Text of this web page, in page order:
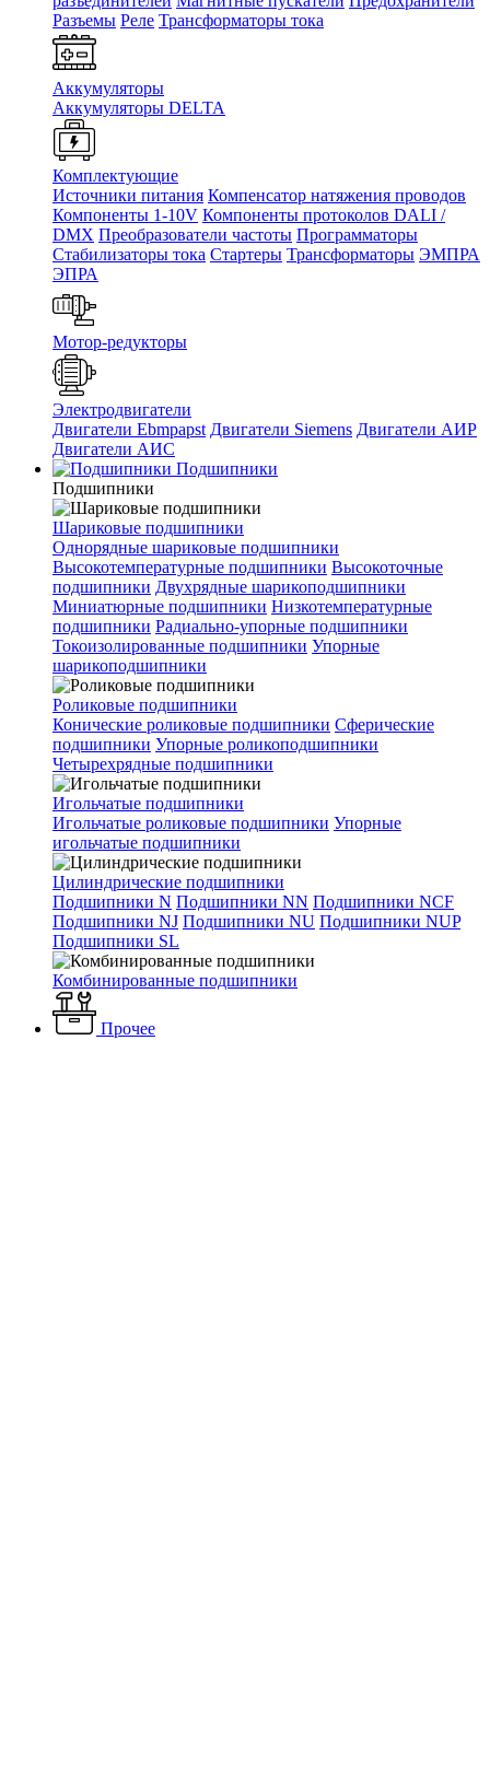
Разъемы Реле Трансформаторы тока
Аккумуляторы
Аккумуляторы DELTA
Комплектующие
Источники питания Компенсатор натяжения проводов
Компоненты 1-10V Компоненты протоколов DALI /
DMX Преобразователи частоты Программаторы
Стабилизаторы тока Стартеры Трансформаторы ЭМПРА
ЭПРА
Мотор-редукторы
Электродвигатели
Двигатели Ebmpapst Двигатели Siemens Двигатели АИР
Двигатели АИС
Подшипники
Подшипники
Шариковые подшипники
Однорядные шариковые подшипники
Высокотемпературные подшипники Высокоточные
подшипники Двухрядные шарикоподшипники
Миниатюрные подшипники Низкотемпературные
подшипники Радиально-упорные подшипники
Токоизолированные подшипники Упорные
шарикоподшипники
Роликовые подшипники
Конические роликовые подшипники Сферические
подшипники Упорные роликоподшипники
Четырехрядные подшипники
Игольчатые подшипники
Игольчатые роликовые подшипники Упорные
игольчатые подшипники
Цилиндрические подшипники
Подшипники N Подшипники NN Подшипники NCF
Подшипники NJ Подшипники NU Подшипники NUP
Подшипники SL
Комбинированные подшипники
Прочее